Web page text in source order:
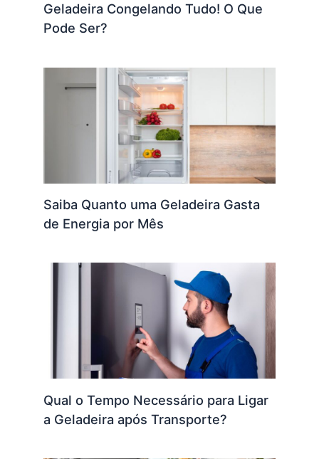
Geladeira Congelando Tudo! O Que
Pode Ser?
Saiba Quanto uma Geladeira Gasta
de Energia por Mês
Qual o Tempo Necessário para Ligar
a Geladeira após Transporte?